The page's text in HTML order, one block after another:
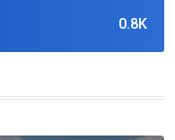
0.8K